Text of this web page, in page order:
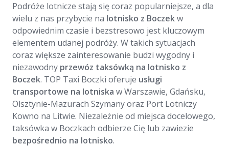
Podróże lotnicze stają się coraz popularniejsze, a dla
wielu z nas przybycie na lotnisko z Boczekw
odpowiednim czasie i bezstresowo jest kluczowym
elementem udanej podróży. W takich sytuacjach
coraz większe zainteresowanie budzi wygodny i
niezawodny przewóz taksówką na lotnisko z
Boczek. TOP Taxi Boczki oferuje usługi
transportowe na lotniska w Warszawie, Gdańsku,
Olsztynie-Mazurach Szymany oraz Port Lotniczy
Kowno na Litwie. Niezależnie od miejsca docelowego,
taksówka w Boczkach odbierze Cię lub zawiezie
bezpośrednio na lotnisko.